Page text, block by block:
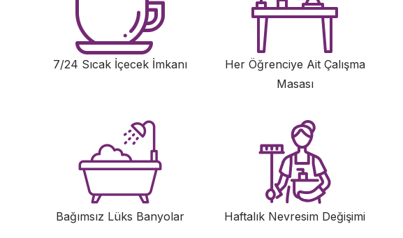
7/24 Sıcak İçecek İmkanı
Her Öğrenciye Ait Çalışma
Masası
Bağımsız Lüks Banyolar Haftalık Nevresim Değişimi